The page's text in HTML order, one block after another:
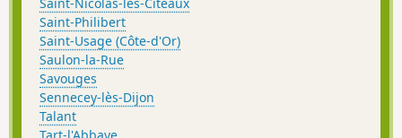
Saint-Philibert
Saint-Usage (Côte-d'Or)
Saulon-la-Rue
Savouges
Sennecey-lès-Dijon
Talant